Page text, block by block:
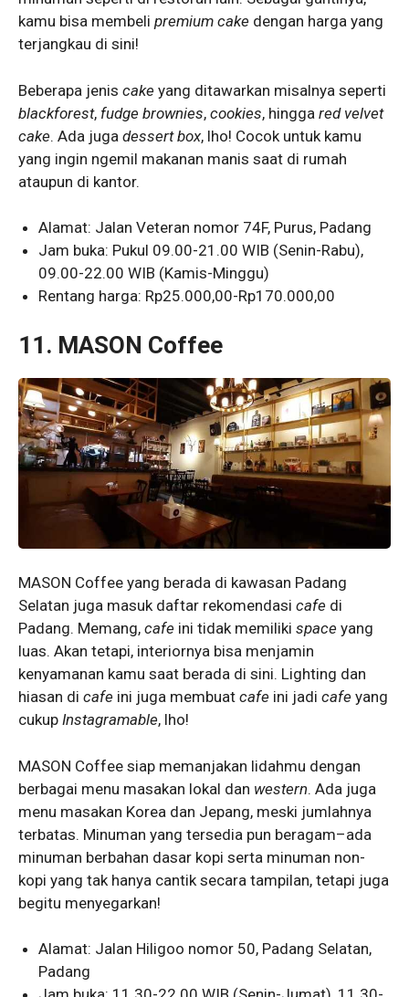
kamu bisa membeli premium cake dengan harga yang
terjangkau di sini!
Beberapa jenis cake yang ditawarkan misalnya seperti
blackforest, fudge brownies, cookies, hingga red velvet
cake. Ada juga dessert box, lho! Cocok untuk kamu
yang ingin ngemil makanan manis saat di rumah
ataupun di kantor.
Alamat: Jalan Veteran nomor 74F, Purus, Padang
Jam buka: Pukul 09.00-21.00 WIB (Senin-Rabu),
09.00-22.00 WIB (Kamis-Minggu)
Rentang harga: Rp25.000,00-Rp170.000,00
11. MASON Coffee
MASON Coffee yang berada di kawasan Padang
Selatan juga masuk daftar rekomendasi cafe di
Padang. Memang, cafe ini tidak memiliki space yang
luas. Akan tetapi, interiornya bisa menjamin
kenyamanan kamu saat berada di sini. Lighting dan
hiasan di cafe ini juga membuat cafe ini jadi cafe yang
cukup Instagramable, lho!
MASON Coffee siap memanjakan lidahmu dengan
berbagai menu masakan lokal dan western. Ada juga
menu masakan Korea dan Jepang, meski jumlahnya
terbatas. Minuman yang tersedia pun beragam–ada
minuman berbahan dasar kopi serta minuman non-
kopi yang tak hanya cantik secara tampilan, tetapi juga
begitu menyegarkan!
Alamat: Jalan Hiligoo nomor 50, Padang Selatan,
Padang